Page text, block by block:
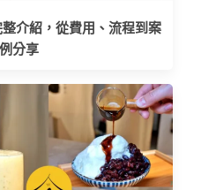
介紹，從費用、流程到案
例分享